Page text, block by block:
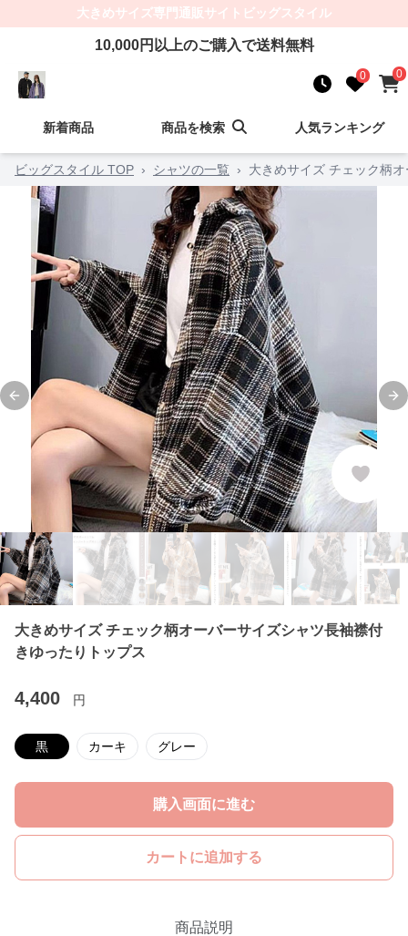
大きめサイズ専門通販サイト ビッグスタイル
10,000円以上のご購入で送料無料
0 0
新着商品 商品を検索 人気ランキング
ビッグスタイル TOP › シャツの一覧 › 大きめサイズ チェック柄
Previous slide
大きめサイズ チェック柄オーバーサイズシャツ長袖襟付
きゆったりトップス
4,400 円
黒 カーキ グレー
購入画面に進む
カートに追加する
商品説明